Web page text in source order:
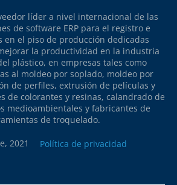
líder a nivel internacional de las
de software ERP para el registro e
en el piso de producción dedicadas
la productividad en la industria
plástico, en empresas tales como
al moldeo por soplado, moldeo por
de perfiles, extrusión de películas y
de colorantes y resinas, calandrado de
medioambientales y fabricantes de
de troquelado.
2021 Política de privacidad